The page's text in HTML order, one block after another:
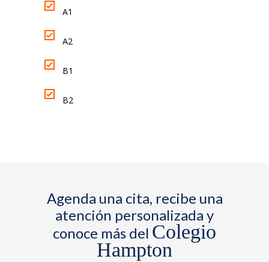
A1
A2
B1
B2
Agenda una cita, recibe una
atención personalizada y
conoce más del Colegio
Hampton